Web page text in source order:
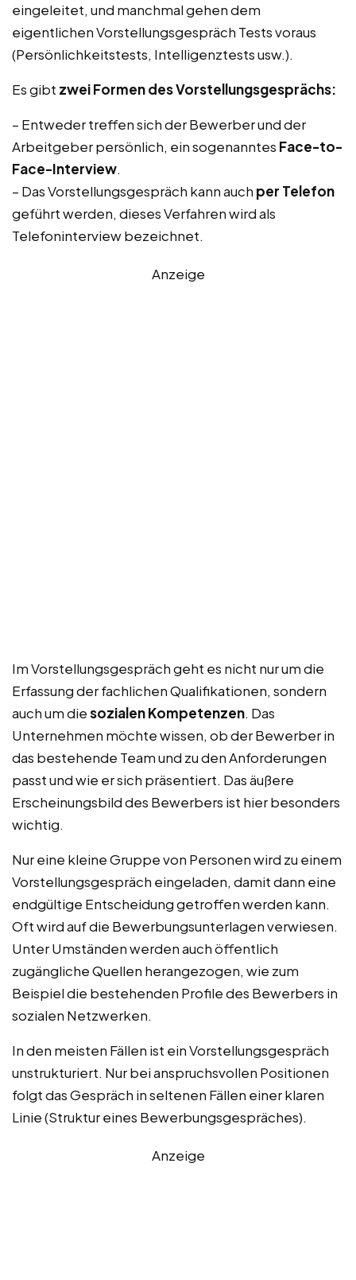
eingeleitet, und manchmal gehen dem
eigentlichen Vorstellungsgespräch Tests voraus
(Persönlichkeitstests, Intelligenztests usw.).
Es gibt zwei Formen des Vorstellungsgesprächs:
– Entweder treffen sich der Bewerber und der
Arbeitgeber persönlich, ein sogenanntes Face-to-
Face-Interview.
– Das Vorstellungsgespräch kann auch per Telefon
geführt werden, dieses Verfahren wird als
Telefoninterview bezeichnet.
Anzeige
Im Vorstellungsgespräch geht es nicht nur um die
Erfassung der fachlichen Qualifikationen, sondern
auch um diesozialen Kompetenzen. Das
Unternehmen möchte wissen, ob der Bewerber in
das bestehende Team und zu den Anforderungen
passt und wie er sich präsentiert. Das äußere
Erscheinungsbild des Bewerbers ist hier besonders
wichtig.
Nur eine kleine Gruppe von Personen wird zu einem
Vorstellungsgespräch eingeladen, damit dann eine
endgültige Entscheidung getroffen werden kann.
Oft wird auf die Bewerbungsunterlagen verwiesen.
Unter Umständen werden auch öffentlich
zugängliche Quellen herangezogen, wie zum
Beispiel die bestehenden Profile des Bewerbers in
sozialen Netzwerken.
In den meisten Fällen ist ein Vorstellungsgespräch
unstrukturiert. Nur bei anspruchsvollen Positionen
folgt das Gespräch in seltenen Fällen einer klaren
Linie (Struktur eines Bewerbungsgespräches).
Anzeige